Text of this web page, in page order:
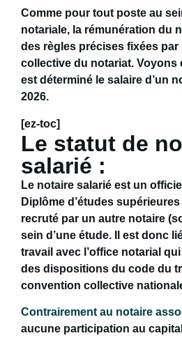
Comme pour tout poste au
notariale, la rémunération du
des règles précises fixées
collective du notariat. Voyons
est déterminé le salaire d’un
2026.
[ez-toc]
Le statut de
salarié :
Le notaire salarié est un
Diplôme d’études
recruté par un autre notaire
sein d’une étude. Il est donc
travail avec l’office notarial
des dispositions du code du
convention collective
Contrairement au notaire
aucune participation au capital